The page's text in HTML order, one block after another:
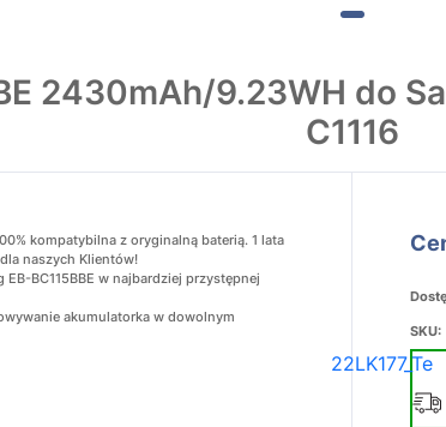
2430mAh/9.23WH do
C1116
kompatybilna z oryginalną baterią. 1 lata
naszych Klientów!
BC115BBE w najbardziej przystępnej
akumulatorka w dowolnym
SKU:
22LK177_Te